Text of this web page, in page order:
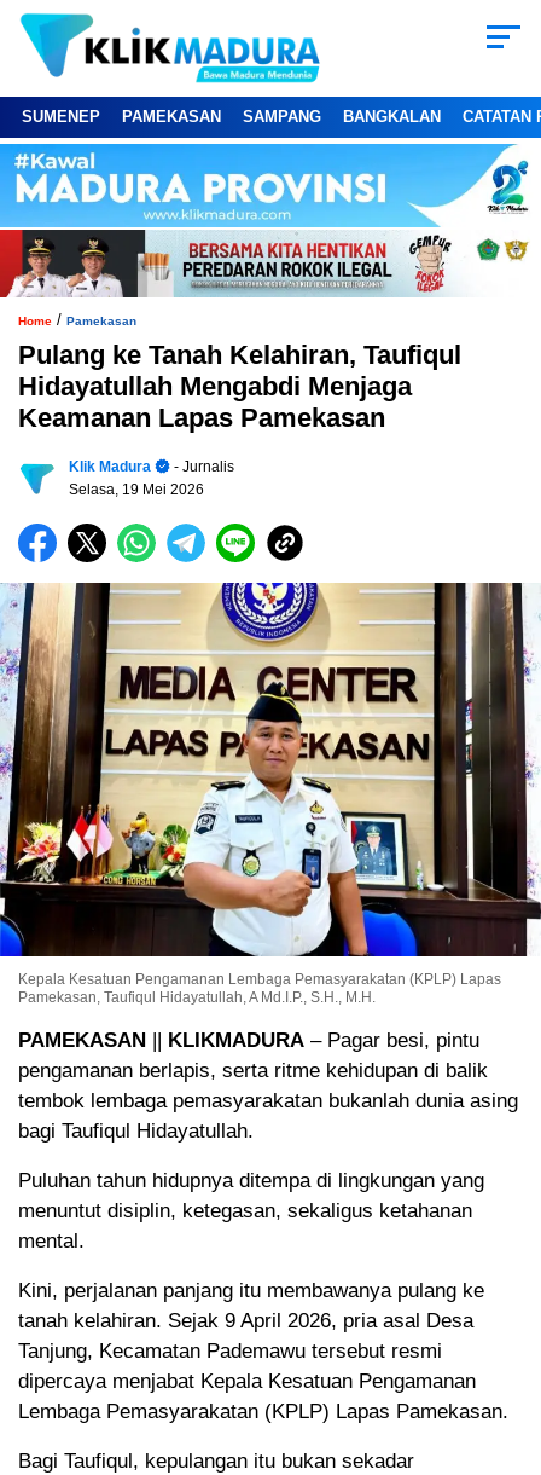
SUMENEP PAMEKASAN SAMPANG BANGKALAN CATATAN
Home / Pamekasan
Pulang ke Tanah Kelahiran, Taufiqul
Hidayatullah Mengabdi Menjaga
Keamanan Lapas Pamekasan
Klik Madura
- Jurnalis
Selasa, 19 Mei 2026
Kepala Kesatuan Pengamanan Lembaga Pemasyarakatan (KPLP) Lapas
Pamekasan, Taufiqul Hidayatullah, A Md.I.P., S.H., M.H.
PAMEKASAN KLIKMADURA – Pagar besi, pintu
pengamanan berlapis, serta ritme kehidupan di balik
tembok lembaga pemasyarakatan bukanlah dunia asing
bagi Taufiqul Hidayatullah.
Puluhan tahun hidupnya ditempa di lingkungan yang
menuntut disiplin, ketegasan, sekaligus ketahanan
mental.
Kini, perjalanan panjang itu membawanya pulang ke
tanah kelahiran. Sejak 9 April 2026, pria asal Desa
Tanjung, Kecamatan Pademawu tersebut resmi
dipercaya menjabat Kepala Kesatuan Pengamanan
Lembaga Pemasyarakatan (KPLP) Lapas Pamekasan.
Bagi Taufiqul, kepulangan itu bukan sekadar